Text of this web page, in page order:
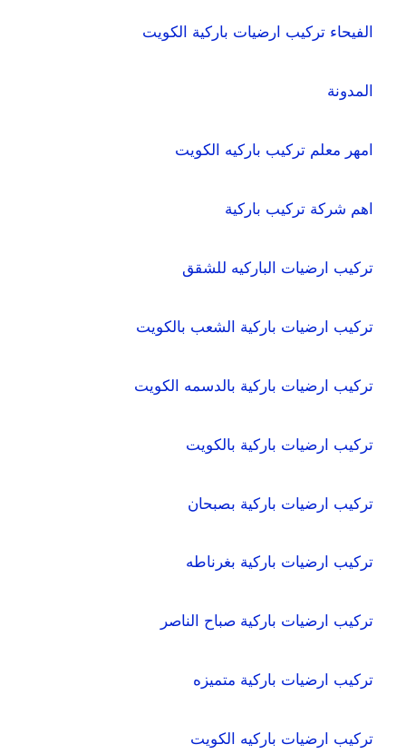
الفيحاء تركيب ارضيات باركية الكويت
المدونة
امهر معلم تركيب باركيه الكويت
اهم شركة تركيب باركية
تركيب ارضيات الباركيه للشقق
تركيب ارضيات باركية الشعب بالكويت
تركيب ارضيات باركية بالدسمه الكويت
تركيب ارضيات باركية بالكويت
تركيب ارضيات باركية بصبحان
تركيب ارضيات باركية بغرناطه
تركيب ارضيات باركية صباح الناصر
تركيب ارضيات باركية متميزه
تركيب ارضيات باركيه الكويت